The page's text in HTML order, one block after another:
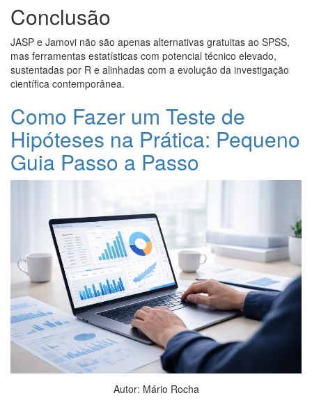
Conclusão
JASP e Jamovi não são apenas alternativas gratuitas ao SPSS,
mas ferramentas estatísticas com potencial técnico elevado,
sustentadas por R e alinhadas com a evolução da investigação
científica contemporânea.
Como Fazer um Teste de
Hipóteses na Prática: Pequeno
Guia Passo a Passo
Autor: Mário Rocha